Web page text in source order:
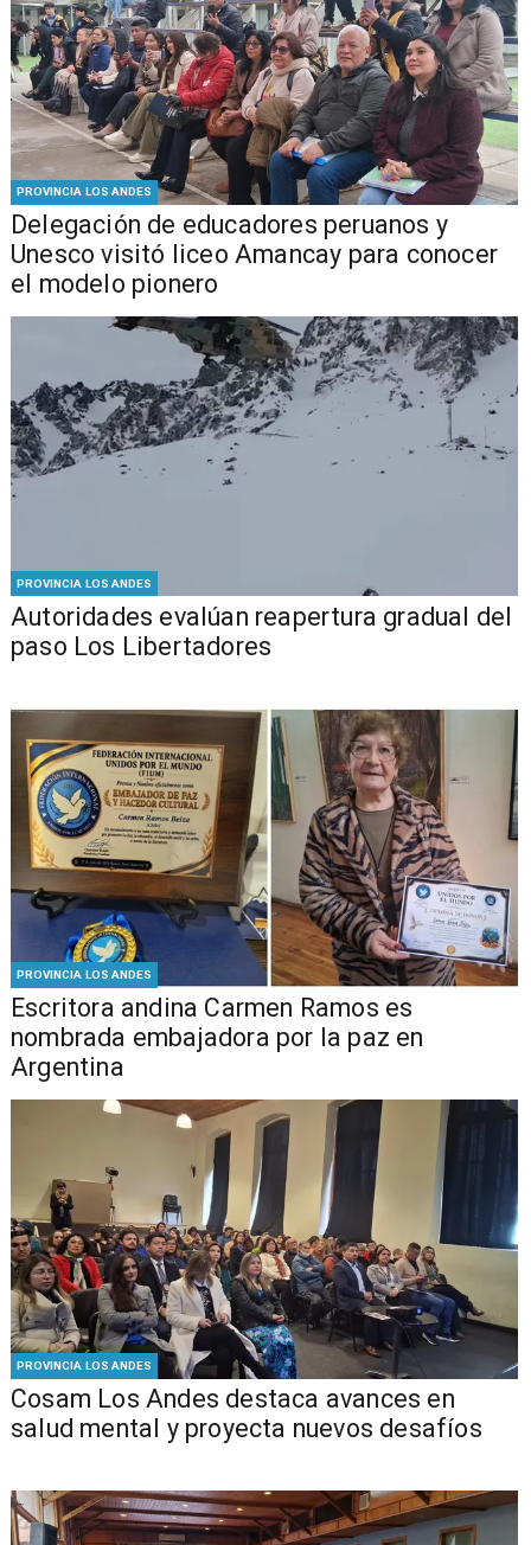
PROVINCIA LOS ANDES
Delegación de educadores peruanos y
Unesco visitó liceo Amancay para conocer
el modelo pionero
PROVINCIA LOS ANDES
​​Autoridades evalúan reapertura gradual del
paso Los Libertadores
PROVINCIA LOS ANDES
Escritora andina Carmen Ramos es
nombrada embajadora por la paz en
Argentina
PROVINCIA LOS ANDES
Cosam Los Andes destaca avances en
salud mental y proyecta nuevos desafíos